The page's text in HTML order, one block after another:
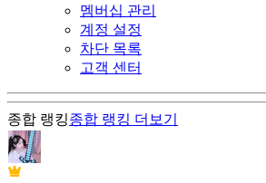
멤버십 관리
계정 설정
차단 목록
고객 센터
종합 랭킹종합 랭킹 더보기